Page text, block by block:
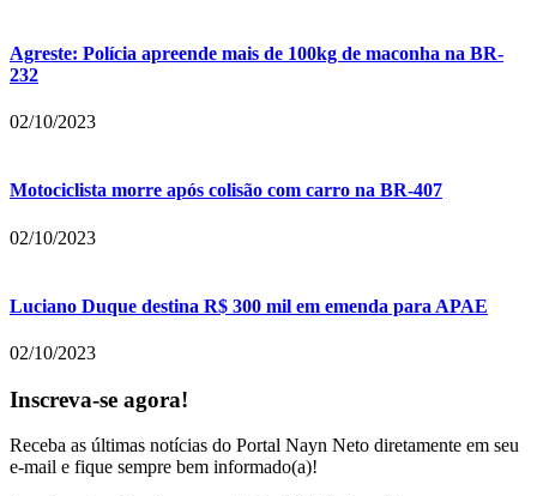
Agreste: Polícia apreende mais de 100kg de maconha na BR-
232
02/10/2023
Motociclista morre após colisão com carro na BR-407
02/10/2023
Luciano Duque destina R$ 300 mil em emenda para APAE
02/10/2023
Inscreva-se agora!
Receba as últimas notícias do Portal Nayn Neto diretamente em seu
e-mail e fique sempre bem informado(a)!